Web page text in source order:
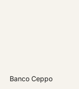
Banco Ceppo